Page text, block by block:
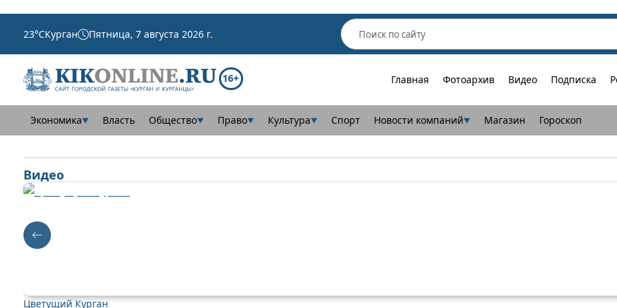
23°CКурган Пятница, 7 августа 2026 г.
16+ Главная Фотоархив Видео Подписка
Экономика▼ Власть Общество▼ Право▼ Культура▼ Спорт Новости компаний▼ Магазин Гороскоп
Видео
Цветущий Курган